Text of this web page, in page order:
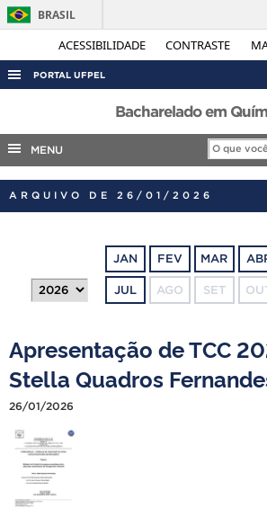
ACESSIBILIDADE CONTRASTE
BRASIL
PORTAL UFPEL
ACESSO À INFORMAÇÃO
AUDITORIA
COBALTO
CONCURSOS
OUVIDORIA
TELEFONES
Bacharelado em
MENU
ARQUIVO DE 26/01/2026
JAN FEV MAR
JUL AGO SET
Apresentação de TCC
Stella Quadros
26/01/2026